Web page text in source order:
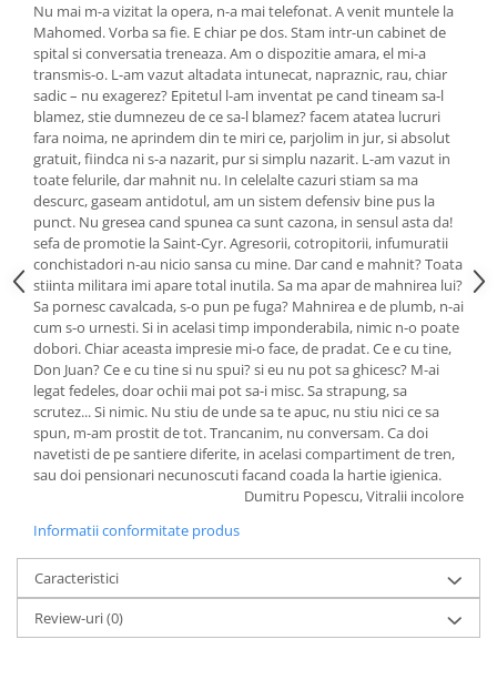
Nu mai m-a vizitat la opera, n-a mai telefonat. A venit muntele la
Mahomed. Vorba sa fie. E chiar pe dos. Stam intr-un cabinet de
spital si conversatia treneaza. Am o dispozitie amara, el mi-a
transmis-o. L-am vazut altadata intunecat, napraznic, rau, chiar
sadic – nu exagerez? Epitetul l-am inventat pe cand tineam sa-l
blamez, stie dumnezeu de ce sa-l blamez? facem atatea lucruri
fara noima, ne aprindem din te miri ce, parjolim in jur, si absolut
gratuit, fiindca ni s-a nazarit, pur si simplu nazarit. L-am vazut in
toate felurile, dar mahnit nu. In celelalte cazuri stiam sa ma
descurc, gaseam antidotul, am un sistem defensiv bine pus la
punct. Nu gresea cand spunea ca sunt cazona, in sensul asta da!
sefa de promotie la Saint-Cyr. Agresorii, cotropitorii, infumuratii
conchistadori n-au nicio sansa cu mine. Dar cand e mahnit? Toata
stiinta militara imi apare total inutila. Sa ma apar de mahnirea lui?
Sa pornesc cavalcada, s-o pun pe fuga? Mahnirea e de plumb, n-ai
cum s-o urnesti. Si in acelasi timp imponderabila, nimic n-o poate
dobori. Chiar aceasta impresie mi-o face, de pradat. Ce e cu tine,
Don Juan? Ce e cu tine si nu spui? si eu nu pot sa ghicesc? M-ai
legat fedeles, doar ochii mai pot sa-i misc. Sa strapung, sa
scrutez... Si nimic. Nu stiu de unde sa te apuc, nu stiu nici ce sa
spun, m-am prostit de tot. Trancanim, nu conversam. Ca doi
navetisti de pe santiere diferite, in acelasi compartiment de tren,
sau doi pensionari necunoscuti facand coada la hartie igienica.
Dumitru Popescu, Vitralii incolore
Informatii conformitate produs
Caracteristici
Review-uri(0)